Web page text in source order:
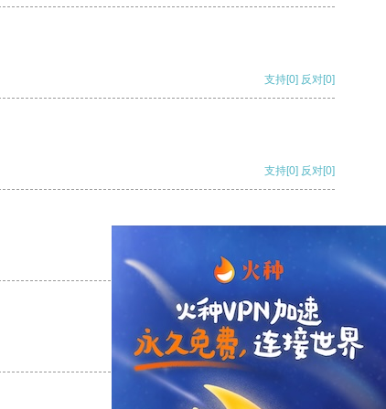
支持[0] 反对[0]
支持[0] 反对[0]
支持
支持[0] 反对[0]